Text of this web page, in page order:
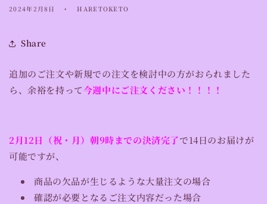
2024年2月8日 HARETOKETO
Share
追加のご注文や新規での注文を検討中の方がおられました
ら、余裕を持って今週中にご注文ください！！！！
2月12日（祝・月）朝9時までの決済完了で14日のお届けが
可能ですが、
商品の欠品が生じるような大量注文の場合
確認が必要となるご注文内容だった場合